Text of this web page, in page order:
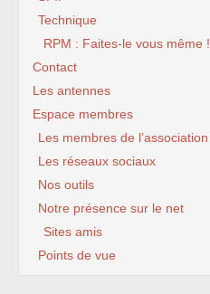
Technique
RPM : Faites-le vous même !
Contact
Les antennes
Espace membres
Les membres de l’association
Les réseaux sociaux
Nos outils
Notre présence sur le net
Sites amis
Points de vue